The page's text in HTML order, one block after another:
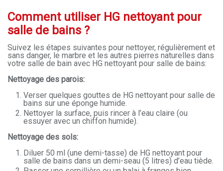
Comment utiliser HG nettoyant pour
salle de bains ?
Suivez les étapes suivantes pour nettoyer, régulièrement et
sans danger, le marbre et les autres pierres naturelles dans
votre salle de bain avec HG nettoyant pour salle de bains:
Nettoyage des parois:
Verser quelques gouttes de HG nettoyant pour salle de
bains sur une éponge humide.
Nettoyer la surface, puis rincer à l’eau claire (ou
essuyer avec un chiffon humide).
Nettoyage des sols:
Diluer 50 ml (une demi-tasse) de HG nettoyant pour
salle de bains dans un demi-seau (5 litres) d’eau tiède.